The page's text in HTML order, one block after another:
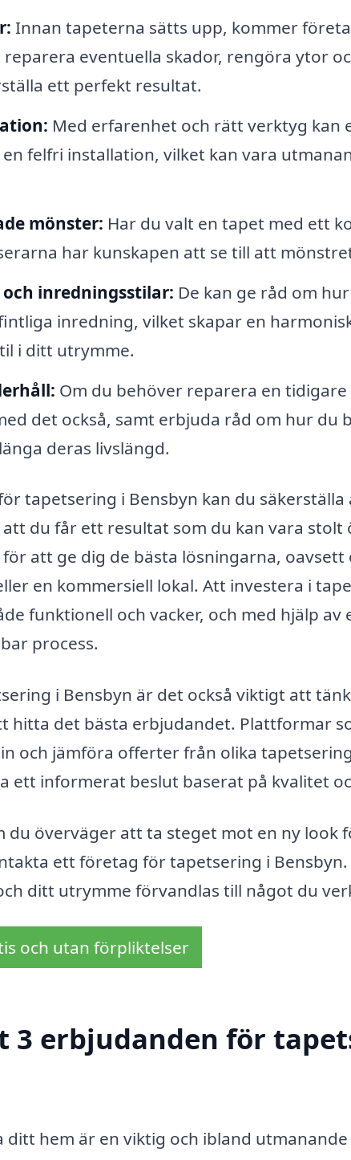
Innan tapeterna sätts upp, kommer
eventuella skador, rengöra ytor
ett perfekt resultat.
Med erfarenhet och rätt verktyg kan
felfri installation, vilket kan vara
mönster: Har du valt en tapet med ett
har kunskapen att se till att
inredningsstilar: De kan ge råd om
inredning, vilket skapar en
i ditt utrymme.
Om du behöver reparera en
det också, samt erbjuda råd om hur du
deras livslängd.
tapetsering i Bensbyn kan du
du får ett resultat som du kan vara stolt
att ge dig de bästa lösningarna,
en kommersiell lokal. Att investera i
funktionell och vacker, och med hjälp
process.
i Bensbyn är det också viktigt att
hitta det bästa erbjudandet. Plattformar
och jämföra offerter från olika
ett informerat beslut baserat på kvalitet
du överväger att ta steget mot en ny look
ett företag för tapetsering i Bensbyn.
ditt utrymme förvandlas till något du
och utan förpliktelser
3 erbjudanden för
hem är en viktig och ibland